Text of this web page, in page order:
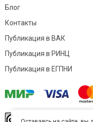
Блог
Контакты
Публикация в ВАК
Публикация в РИНЦ
Публикация в ЕГПНИ